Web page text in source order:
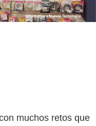
muchos retos que